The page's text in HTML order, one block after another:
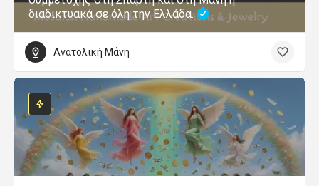
διαδικτυακά σε όλη την Ελλάδα.
Ανατολική Μάνη